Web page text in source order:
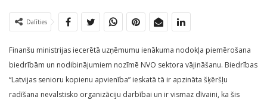
Dalīties
Finanšu ministrijas iecerētā uzņēmumu ienākuma nodokļa piemērošana
biedrībām un nodibinājumiem nozīmē NVO sektora vājināšanu. Biedrības
“Latvijas senioru kopienu apvienība” ieskatā tā ir apzināta šķēršļu
radīšana nevalstisko organizāciju darbībai un ir vismaz dīvaini, ka šis